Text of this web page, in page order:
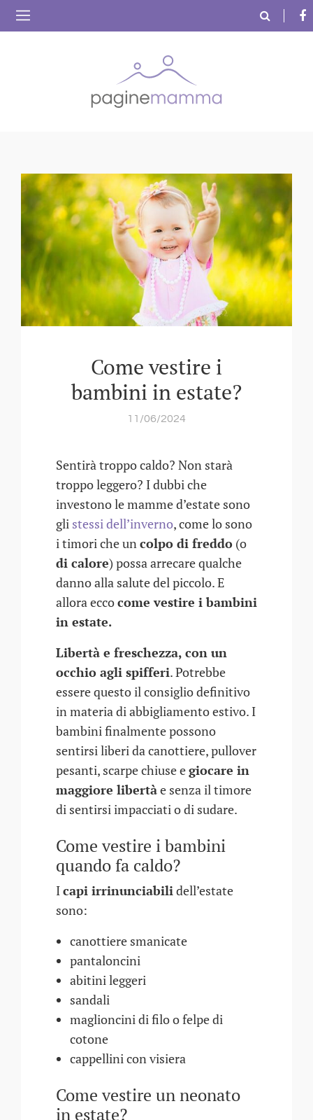
Come vestire i
bambini in estate?
11/06/2024
Sentirà troppo caldo? Non starà
troppo leggero? I dubbi che
investono le mamme d’estate sono
gli stessi dell’inverno, come lo sono
i timori che uncolpo di freddo (o
di calore) possa arrecare qualche
danno alla salute del piccolo. E
allora eccocome vestire i bambini
in estate.
Libertà e freschezza, con un
occhio agli spifferi. Potrebbe
essere questo il consiglio definitivo
in materia di abbigliamento estivo. I
bambini finalmente possono
sentirsi liberi da canottiere, pullover
pesanti, scarpe chiuse egiocare in
maggiore libertàe senza il timore
di sentirsi impacciati o di sudare.
Come vestire i bambini
quando fa caldo?
Icapi irrinunciabilidell’estate
sono:
canottiere smanicate
pantaloncini
abitini leggeri
sandali
maglioncini di filo o felpe di
cotone
cappellini con visiera
Come vestire un neonato
in estate?